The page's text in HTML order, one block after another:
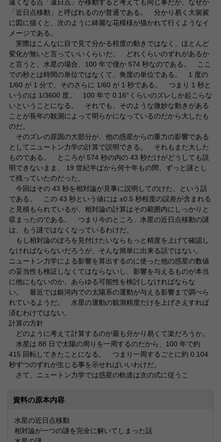
遠くなる点「遠日点」が移動すると考えても同じ事だが、なぜか
「近日点移動」と呼ばれるのが普通である。 分かり易く大袈裟
に図に描くと、次のように綺麗な花模様が描かれて行くようなイ
メージである。
実際はこんなに目で見て分かる程度の動きではなく、ほとんど
変化が無いと言っていいくらいだ。 どれくらいのずれがあるか
と言うと、水星の場合、100 年で僅か 574 秒なのである。 ここ
での秒とは時間の単位ではなくて、角度の単位である。 1 度の
1/60 が 1 分で、そのさらに 1/60 が 1 秒である。 つまり 1 秒と
いうのは 1/3600 度。 100 年で 0.16°くらいのズレしか起こらな
いということになる。 それでも、そのような微妙な動きがある
ことが長年の観測によって明らかになっているのだから大したも
のだ。
そのズレの原因の大部分が、他の惑星からの重力の影響である
としてニュートン力学の計算で説明できる。 それもまた大した
ものである。 ところが 574 秒の内の 43 秒だけがどうしても説
明できないまま、 19 世紀半ばから何十年もの間、ずっと謎とし
て残っていたのだった。
今回はその 43 秒を相対論が見事に説明してのけた、という話
である。 この 43 秒という値には ±0.5 秒程度の誤差が含まれる
と見積もられているが、相対論の計算はその範囲内にしっかりと
収まったのである。 つまり今のところ、水星の近日点移動の謎
は、もう謎ではなくなっているわけだ。
もし相対論のぼろを見付けたいならもっと精度を上げて確認し
なければならないだろうが、そんな簡単に出来る話ではない。
ニュートン力学による影響を算出するのに使った他の惑星の数値
の妥当性も検証しなくてはならないし、影響を与えるものが本当
に他にもないのか、あらゆる可能性を検討しなければならな
い。 最近では銀河内での太陽系の運動が与える影響まで調べら
れているようだ。 水星の運動の観測精度だけを上げさえすれば
済むわけではない。
計算の方針
どのように考えて計算するのが最も分かり易くて楽だろうか。
水星は 88 日で太陽の周りを一周するのだから、100 年で約
415 回転してきたことになる。 つまり一周するごとに約 0.104
秒ずつのずれが生じる事を示せればいいわけだ。
さて、ニュートン力学では惑星の軌道は次の式に従うこ
資料の原本内容
水星の近日点移動
相対論が一つの謎を完全に解いてしまった話